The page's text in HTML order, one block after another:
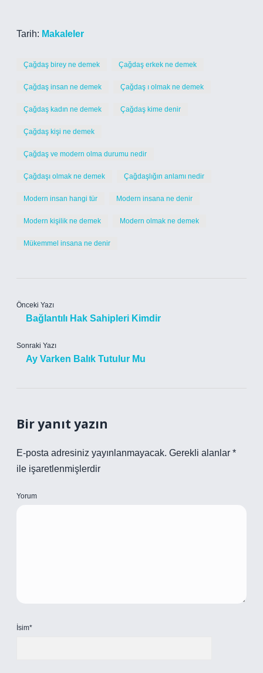
Tarih: Makaleler
Çağdaş birey ne demek Çağdaş erkek ne demek
Çağdaş insan ne demek Çağdaş ı olmak ne demek
Çağdaş kadın ne demek Çağdaş kime denir
Çağdaş kişi ne demek
Çağdaş ve modern olma durumu nedir
Çağdaşı olmak ne demek Çağdaşlığın anlamı nedir
Modern insan hangi tür Modern insana ne denir
Modern kişilik ne demek Modern olmak ne demek
Mükemmel insana ne denir
Önceki Yazı
Bağlantılı Hak Sahipleri Kimdir
Sonraki Yazı
Ay Varken Balık Tutulur Mu
Bir yanıt yazın
E-posta adresiniz yayınlanmayacak. Gerekli alanlar *
ile işaretlenmişlerdir
Yorum
İsim*